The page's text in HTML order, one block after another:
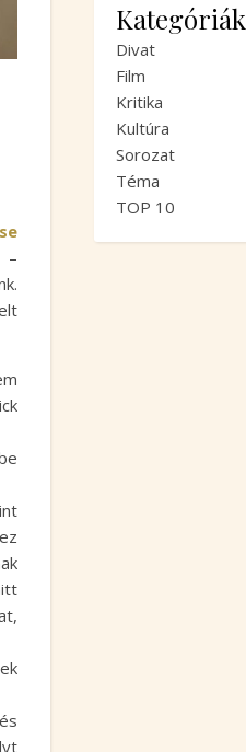
–
Kategóriák
Divat
Film
Kritika
Kultúra
Sorozat
Téma
TOP 10